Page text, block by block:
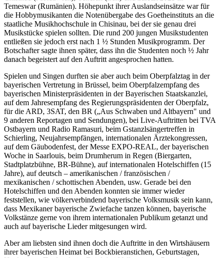
Temeswar (Rumänien). Höhepunkt ihrer Auslandseinsätze war für
die Hobbymusikanten die Notenübergabe des Goetheinstituts an die
staatliche Musikhochschule in Chisinau, bei der sie genau drei
Musikstücke spielen sollten. Die rund 200 jungen Musikstudenten
entließen sie jedoch erst nach 1 ½ Stunden Musikprogramm. Der
Botschafter sagte ihnen später, dass ihn die Studenten noch ½ Jahr
danach begeistert auf den Auftritt angesprochen hatten.
Spielen und Singen durften sie aber auch beim Oberpfalztag in der
bayerischen Vertretung in Brüssel, beim Oberpfalzempfang des
bayerischen Ministerpräsidenten in der Bayerischen Staatskanzlei,
auf dem Jahresempfang des Regierungspräsidenten der Oberpfalz,
für die ARD, 3SAT, den BR („Aus Schwaben und Altbayern" und
9 anderen Reportagen und Sendungen), bei Live-Auftritten bei TVA
Ostbayern und Radio Ramasuri, beim Gstanzlsängertreffen in
Schierling, Neujahrsempfängen, internationalen Ärztekongressen,
auf dem Gäubodenfest, der Messe EXPO-REAL, der bayerischen
Woche in Saarlouis, beim Drumherum in Regen (Biergarten,
Stadtplatzbühne, BR-Bühne), auf internationalen Hotelschiffen (15
Jahre), auf deutsch – amerikanischen / französischen /
mexikanischen / schottischen Abenden, usw. Gerade bei den
Hotelschiffen und den Abenden konnten sie immer wieder
feststellen, wie völkerverbindend bayerische Volksmusik sein kann,
dass Mexikaner bayerische Zwiefache tanzen können, bayerische
Volkstänze gerne von ihrem internationalen Publikum getanzt und
auch auf bayerische Lieder mitgesungen wird.
Aber am liebsten sind ihnen doch die Auftritte in den Wirtshäusern
ihrer bayerischen Heimat bei Bockbieranstichen, Geburtstagen,